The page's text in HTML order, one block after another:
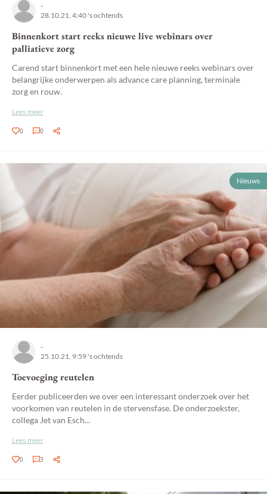
-
28.10.21, 4:40 's ochtends
Binnenkort start reeks nieuwe live webinars over
palliatieve zorg
Carend start binnenkort met een hele nieuwe reeks webinars over
belangrijke onderwerpen als advance care planning, terminale
zorg en rouw.
Lees meer
0 0
Nieuws
-
25.10.21, 9:59 's ochtends
Toevoeging reutelen
Eerder publiceerden we over een interessant onderzoek over het
voorkomen van reutelen in de stervensfase. De onderzoekster,
collega Jet van Esch...
Lees meer
0 3